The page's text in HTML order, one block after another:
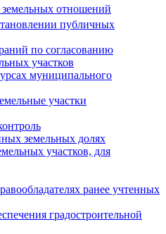
отношений
публичных
по согласованию
участков
муниципального
участки
земельных долях
участков, для
ранее учтенных
градостроительной